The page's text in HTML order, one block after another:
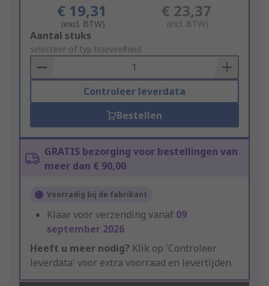
€ 19,31
(excl. BTW)
€ 23,37
(incl. BTW)
Add
to
Basket
Aantal stuks
selecteer of typ hoeveelheid
Controleer leverdata
Bestellen
GRATIS bezorging voor bestellingen van
meer dan € 90,00
Voorradig bij de fabrikant
Klaar voor verzending vanaf 09
september 2026
Heeft u meer nodig? Klik op 'Controleer
leverdata' voor extra voorraad en levertijden.